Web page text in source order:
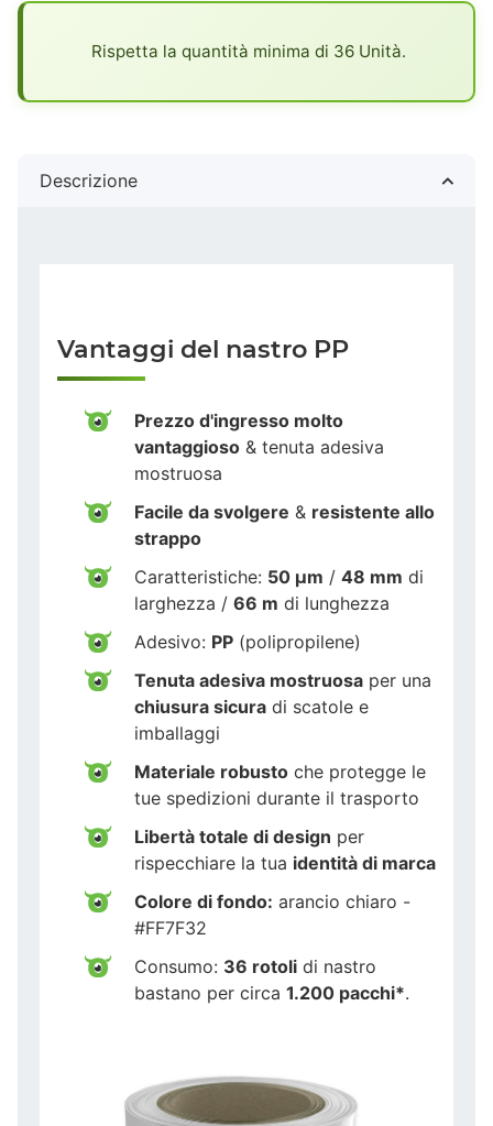
Rispetta la quantità minima di 36 Unità.
Descrizione
Vantaggi del nastro PP
Prezzo d'ingresso molto
vantaggioso & tenuta adesiva
mostruosa
Facile da svolgere & resistente allo
strappo
Caratteristiche: 50 µm / 48 mm di
larghezza / 66 m di lunghezza
Adesivo: PP (polipropilene)
Tenuta adesiva mostruosa per una
chiusura sicura di scatole e
imballaggi
Materiale robusto che protegge le
tue spedizioni durante il trasporto
Libertà totale di design per
rispecchiare la tua identità di marca
Colore di fondo: arancio chiaro -
#FF7F32
Consumo: 36 rotoli di nastro
bastano per circa 1.200 pacchi*.